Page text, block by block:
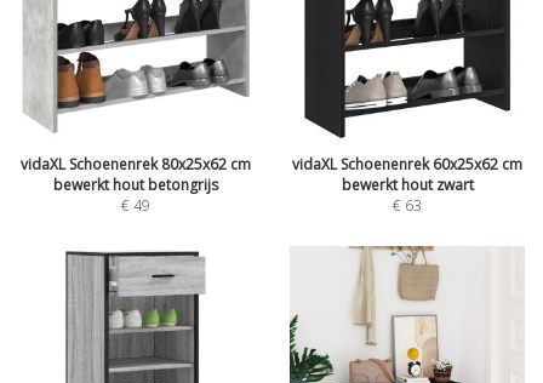
vidaXL Schoenenrek 80x25x62 cm
bewerkt hout betongrijs
€49
vidaXL Schoenenrek 60x25x62 cm
bewerkt hout zwart
€ 63